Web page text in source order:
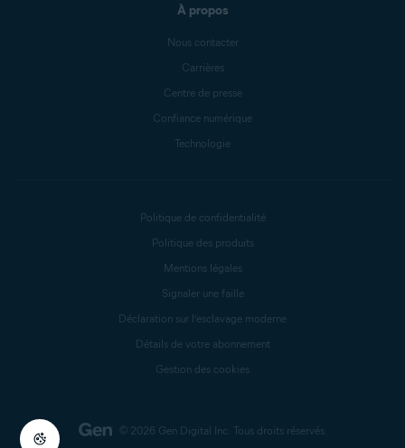
À propos
Nous contacter
Carrières
Centre de presse
Confiance numérique
Technologie
© 2026 Gen Digital Inc. Tous droits réservés.
Politique de confidentialité
Politique des produits
Mentions légales
Signaler une faille
Déclaration sur l’esclavage moderne
Détails de votre abonnement
Gestion des cookies